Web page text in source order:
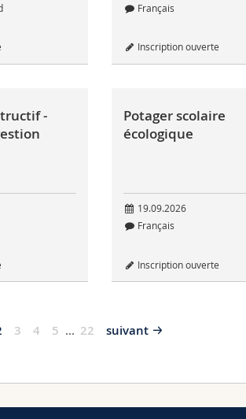
Français
Inscription ouverte
-
Potager scolaire
écologique
19.09.2026
Français
Inscription ouverte
3 4 5 ... 22 suivant